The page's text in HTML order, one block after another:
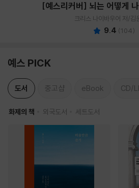
[예스리커버] 뇌는 어떻게
크리스 나이바우어 저/김
9.4 (104)
예스 PICK
도서 중고샵 eBook CD/
화제의 책 외국도서 세트도서